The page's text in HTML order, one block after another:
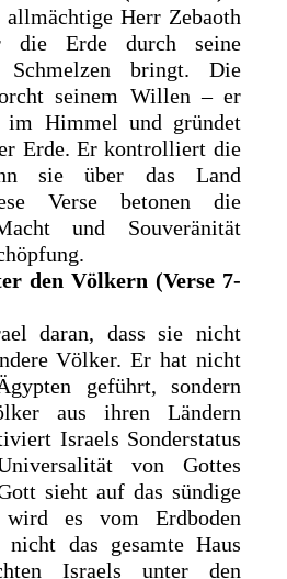
Herr Zebaoth
die Erde durch seine
Schmelzen bringt. Die
seinem Willen – er
im Himmel und gründet
Erde. Er kontrolliert die
sie über das Land
Verse betonen die
und Souveränität
den Völkern (Verse 7-
daran, dass sie nicht
Völker. Er hat nicht
geführt, sondern
aus ihren Ländern
Israels Sonderstatus
von Gottes
sieht auf das sündige
es vom Erdboden
das gesamte Haus
Israels unter den